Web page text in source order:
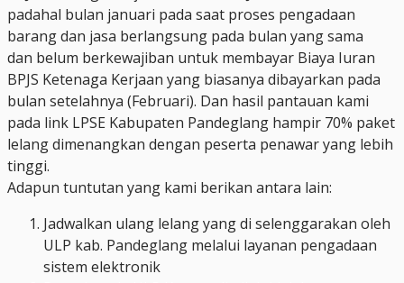
padahal bulan januari pada saat proses pengadaan
barang dan jasa berlangsung pada bulan yang sama
dan belum berkewajiban untuk membayar Biaya Iuran
BPJS Ketenaga Kerjaan yang biasanya dibayarkan pada
bulan setelahnya (Februari). Dan hasil pantauan kami
pada link LPSE Kabupaten Pandeglang hampir 70% paket
lelang dimenangkan dengan peserta penawar yang lebih
tinggi.
Adapun tuntutan yang kami berikan antara lain:
Jadwalkan ulang lelang yang di selenggarakan oleh
ULP kab. Pandeglang melalui layanan pengadaan
sistem elektronik